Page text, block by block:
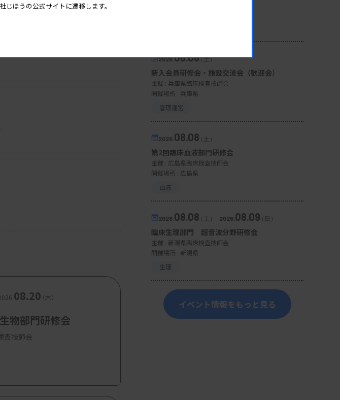
08.20（木）
物部門研修会
査技師会
2026.08.08（土）
新入会員研修会・施設交流会（歓迎会）
主催 : 兵庫県臨床検査技師会
開催場所 : 兵庫県
管理運営
2026. 08.08（土）
第2回臨床血液部門研修会
主催 : 広島県臨床検査技師会
開催場所 : 広島県
血液
2026. 08.08（土） - 2026. 08.09 （日）
臨床生理部門 超音波分野研修会
主催 : 新潟県臨床検査技師会
開催場所 : 新潟県
生理
イベント情報をもっと見る
ほうの公式サイトに遷移します。